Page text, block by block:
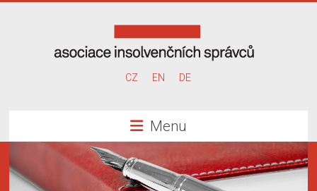
správců
CZ EN DE
Menu